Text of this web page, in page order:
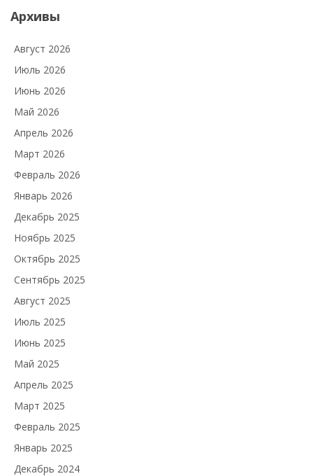
Архивы
Август 2026
Июль 2026
Июнь 2026
Май 2026
Апрель 2026
Март 2026
Февраль 2026
Январь 2026
Декабрь 2025
Ноябрь 2025
Октябрь 2025
Сентябрь 2025
Август 2025
Июль 2025
Июнь 2025
Май 2025
Апрель 2025
Март 2025
Февраль 2025
Январь 2025
Декабрь 2024